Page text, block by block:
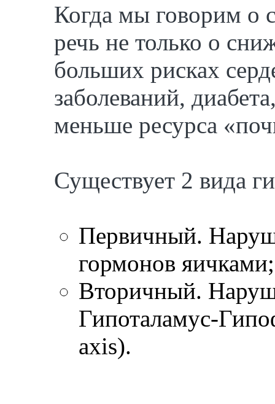
Когда мы говорим о
речь не только о
больших рисках
заболеваний,
меньше ресурса
Существует 2 вида
Первичный.
гормонов яичками;
Вторичный.
Гипоталамус-
axis).